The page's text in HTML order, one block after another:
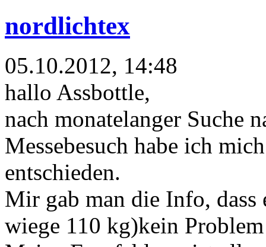
nordlichtex
05.10.2012, 14:48
hallo Assbottle,
nach monatelanger Suche
Messebesuch habe ich
entschieden.
Mir gab man die Info,
wiege 110 kg)kein